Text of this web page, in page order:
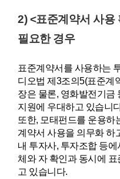
2) <표준계약서 사용
필요한 경우
표준계약서를 사용하는
디오법 제3조의5(표준계
장은 물론, 영화발전기금
지원에 우대하고 있습니
또한, 모태펀드를 운용하
계약서 사용을 의무화 하
내 투자사, 투자조합 등
체와 자 확인과 동시에
고 있습니다.